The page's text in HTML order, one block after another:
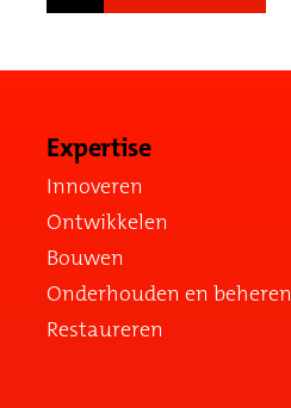
Expertise
Innoveren
Ontwikkelen
Bouwen
Onderhouden en beheren
Restaureren